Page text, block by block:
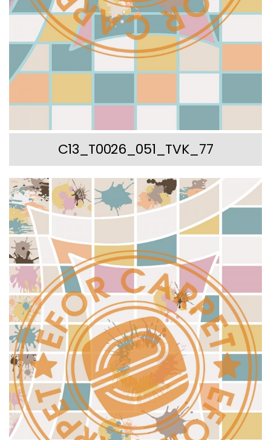
C13_T0026_051_TVK_77